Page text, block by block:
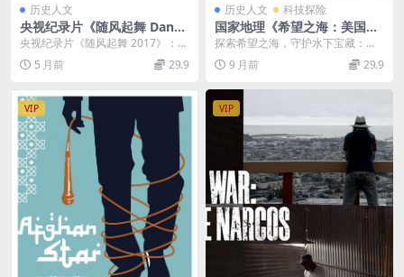
历史人文
央视纪录片《随风起舞 Dance
with the Wind 2017》全2集
国语中字 1080P/TS/6.95GB
藏族艺术家土登纪录片
央视纪录片《随风起舞 2017》：土
登 —— 藏地艺术长河里的逐梦舞者
当镜头掠...
5 月前 29.9
历史人文 科技探险
国家地理《希望之海：美国的
水下宝藏 Sea of Hope: Ame
rica’s Underwater Treasure
s 2017》英语多国中字 官方纯
公园
探索希望之海，守护水下宝藏：
《希望之海：美国的水下宝藏Sea o
f Hope: ...
9 月前 29.9
VIP VIP